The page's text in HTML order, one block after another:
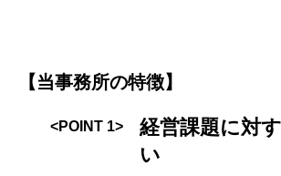
【当事務所の特徴】
<POINT 1>
経営課題に対
い